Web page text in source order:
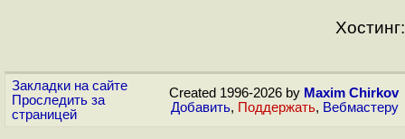
Хостинг:
Закладки на сайте
Проследить за
страницей
Created 1996-2026 by Maxim Chirkov
Добавить, Поддержать, Вебмастеру